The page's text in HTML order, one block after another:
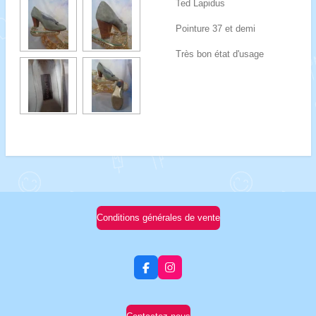
Ted Lapidus
Pointure 37 et demi
Très bon état d'usage
Conditions générales de vente
F
a
e
b
I
n
t
a